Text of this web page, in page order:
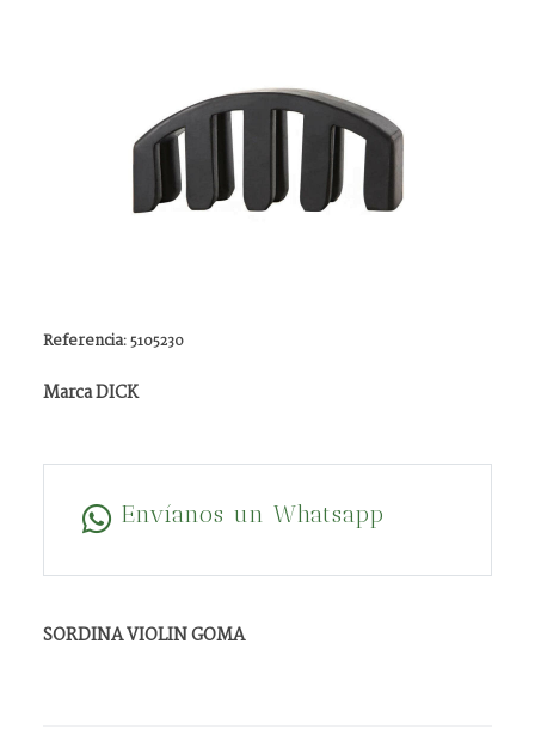
Referencia:5105230
Marca DICK
Envíanos un Whatsapp
SORDINA VIOLIN GOMA